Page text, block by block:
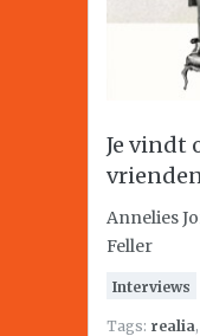
Je vindt
Annelies
Feller
Interviews
Tags: realia,